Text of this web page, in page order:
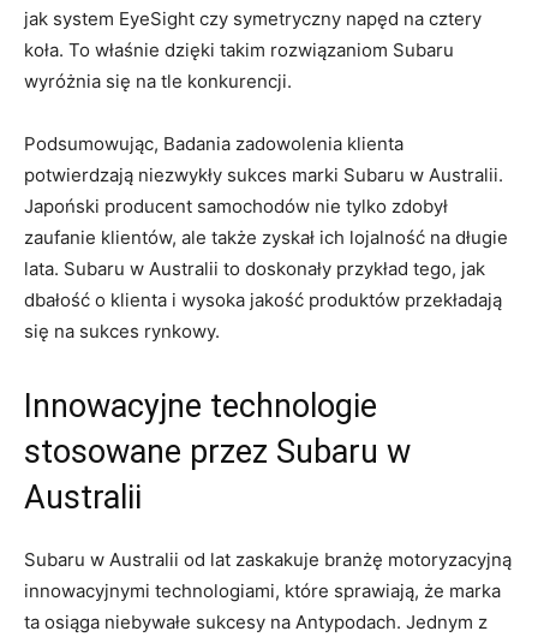
jak ​system EyeSight ‍czy ⁣symetryczny napęd na cztery
koła. ⁤To właśnie dzięki ⁣takim rozwiązaniom ‍Subaru
‍wyróżnia ‌się na tle konkurencji.
Podsumowując, Badania zadowolenia klienta
potwierdzają niezwykły⁢ sukces marki​ Subaru w Australii.
Japoński producent samochodów nie tylko zdobył
zaufanie⁣ klientów, ​ale także zyskał ich lojalność ⁣na długie
lata. Subaru w Australii to ‍doskonały przykład tego, jak
dbałość o klienta i wysoka jakość produktów⁢ przekładają⁣
się na sukces rynkowy.
Innowacyjne technologie
⁣stosowane przez Subaru w⁢
Australii
Subaru ⁣w Australii od‍ lat zaskakuje branżę motoryzacyjną
innowacyjnymi technologiami, ⁤które sprawiają, że marka
ta osiąga niebywałe sukcesy ​na Antypodach. ⁢Jednym z